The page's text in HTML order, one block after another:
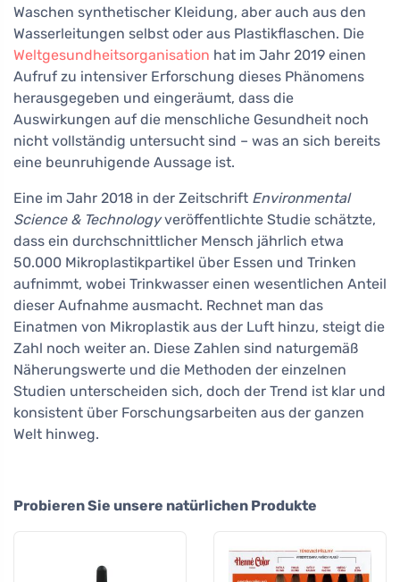
Waschen synthetischer Kleidung, aber auch aus den
Wasserleitungen selbst oder aus Plastikflaschen. Die
Weltgesundheitsorganisation hat im Jahr 2019 einen
Aufruf zu intensiver Erforschung dieses Phänomens
herausgegeben und eingeräumt, dass die
Auswirkungen auf die menschliche Gesundheit noch
nicht vollständig untersucht sind – was an sich bereits
eine beunruhigende Aussage ist.
Eine im Jahr 2018 in der Zeitschrift Environmental
Science & Technologyveröffentlichte Studie schätzte,
dass ein durchschnittlicher Mensch jährlich etwa
50.000 Mikroplastikpartikel über Essen und Trinken
aufnimmt, wobei Trinkwasser einen wesentlichen Anteil
dieser Aufnahme ausmacht. Rechnet man das
Einatmen von Mikroplastik aus der Luft hinzu, steigt die
Zahl noch weiter an. Diese Zahlen sind naturgemäß
Näherungswerte und die Methoden der einzelnen
Studien unterscheiden sich, doch der Trend ist klar und
konsistent über Forschungsarbeiten aus der ganzen
Welt hinweg.
Probieren Sie unsere natürlichen Produkte